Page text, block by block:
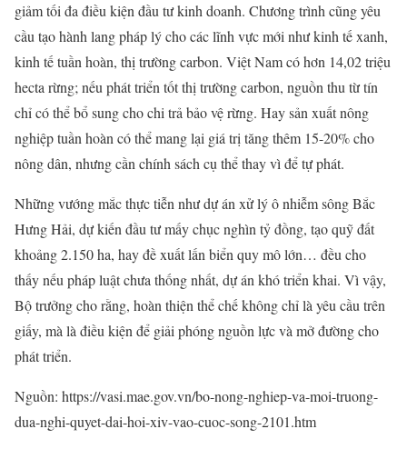
giảm tối đa điều kiện đầu tư kinh doanh. Chương trình cũng yêu
cầu tạo hành lang pháp lý cho các lĩnh vực mới như kinh tế xanh,
kinh tế tuần hoàn, thị trường carbon. Việt Nam có hơn 14,02 triệu
hecta rừng; nếu phát triển tốt thị trường carbon, nguồn thu từ tín
chỉ có thể bổ sung cho chi trả bảo vệ rừng. Hay sản xuất nông
nghiệp tuần hoàn có thể mang lại giá trị tăng thêm 15-20% cho
nông dân, nhưng cần chính sách cụ thể thay vì để tự phát.
Những vướng mắc thực tiễn như dự án xử lý ô nhiễm sông Bắc
Hưng Hải, dự kiến đầu tư mấy chục nghìn tỷ đồng, tạo quỹ đất
khoảng 2.150 ha, hay đề xuất lấn biển quy mô lớn… đều cho
thấy nếu pháp luật chưa thống nhất, dự án khó triển khai. Vì vậy,
Bộ trưởng cho rằng, hoàn thiện thể chế không chỉ là yêu cầu trên
giấy, mà là điều kiện để giải phóng nguồn lực và mở đường cho
phát triển.
Nguồn: https://vasi.mae.gov.vn/bo-nong-nghiep-va-moi-truong-
dua-nghi-quyet-dai-hoi-xiv-vao-cuoc-song-2101.htm